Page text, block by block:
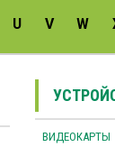
U V W
ВИДЕОКАРТЫ